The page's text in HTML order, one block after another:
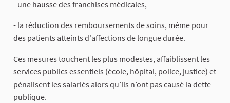
- une hausse des franchises médicales,
- la réduction des remboursements de soins, même pour
des patients atteints d'affections de longue durée.
Ces mesures touchent les plus modestes, affaiblissent les
services publics essentiels (école, hôpital, police, justice) et
pénalisent les salariés alors qu’ils n’ont pas causé la dette
publique.